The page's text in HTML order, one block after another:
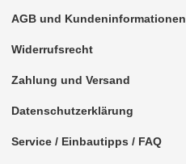
für GMC
AGB und Kundeninformationen
Widerrufsrecht
Zahlung und Versand
Datenschutzerklärung
Service / Einbautipps / FAQ